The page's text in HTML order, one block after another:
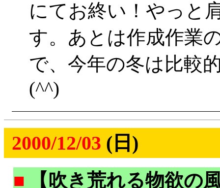
にてお終い！やっと
す。あとは作成作業
で、今年の冬は比較
(^^)
2000/12/03 (日)
■
【吹き荒れる物欲の